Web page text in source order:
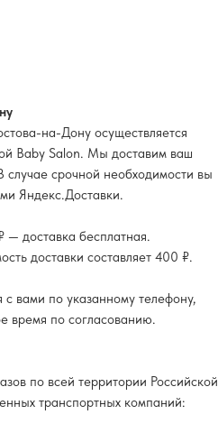
на-Дону осуществляется
Baby Salon. Мы доставим ваш
случае срочной необходимости вы
Яндекс.Доставки.
доставка бесплатная.
доставки составляет 400 ₽.
с вами по указанному телефону,
время по согласованию.
по всей территории Российской
транспортных компаний: